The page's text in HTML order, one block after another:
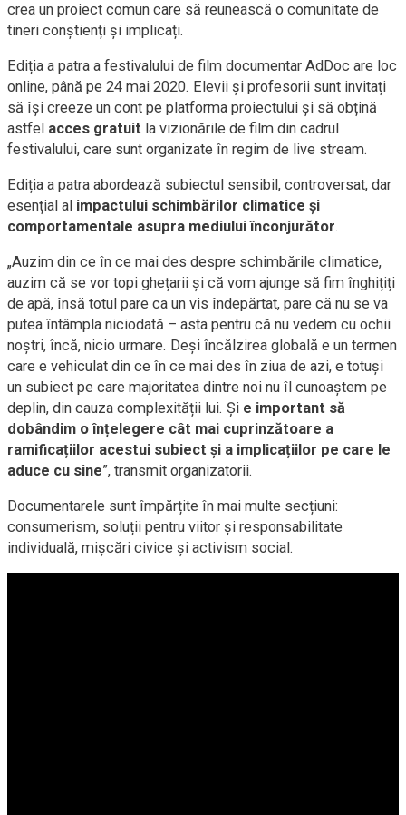
crea un proiect comun care să reunească o comunitate de
tineri conștienți și implicați.
Ediția a patra a festivalului de film documentar AdDoc are loc
online, până pe 24 mai 2020. Elevii și profesorii sunt invitați
să își creeze un cont pe platforma proiectului și să obțină
astfel acces gratuit la vizionările de film din cadrul
festivalului, care sunt organizate în regim de live stream.
Ediția a patra abordează subiectul sensibil, controversat, dar
esențial al impactului schimbărilor climatice și
comportamentale asupra mediului înconjurător.
„Auzim din ce în ce mai des despre schimbările climatice,
auzim că se vor topi ghețarii și că vom ajunge să fim înghițiți
de apă, însă totul pare ca un vis îndepărtat, pare că nu se va
putea întâmpla niciodată – asta pentru că nu vedem cu ochii
noștri, încă, nicio urmare. Deși încălzirea globală e un termen
care e vehiculat din ce în ce mai des în ziua de azi, e totuși
un subiect pe care majoritatea dintre noi nu îl cunoaștem pe
deplin, din cauza complexității lui. Și e important să
dobândim o înțelegere cât mai cuprinzătoare a
ramificațiilor acestui subiect și a implicațiilor pe care le
aduce cu sine”, transmit organizatorii.
Documentarele sunt împărțite în mai multe secțiuni:
consumerism, soluții pentru viitor și responsabilitate
individuală, mișcări civice și activism social.